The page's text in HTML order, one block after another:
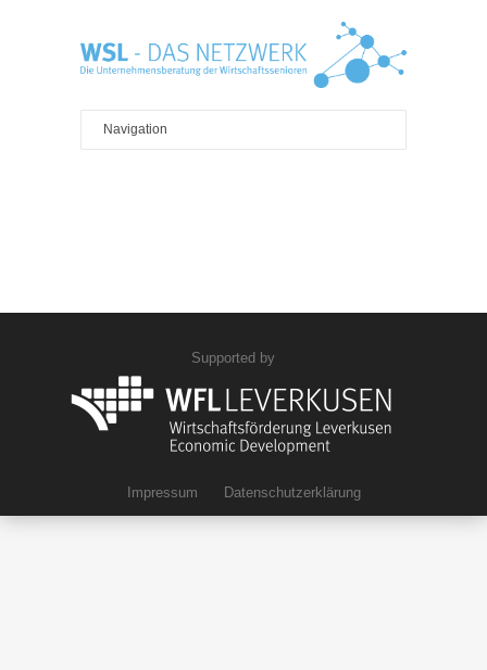
Supported by
Impressum Datenschutzerklärung